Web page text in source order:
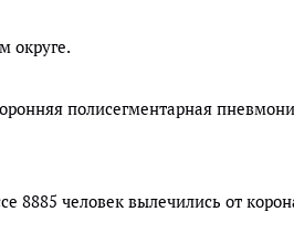
округе.
полисегментарная
8885 человек вылечились от